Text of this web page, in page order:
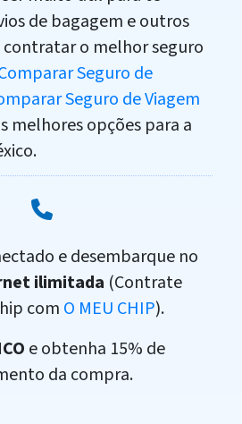
de bagagem e outros
contratar o melhor seguro
Seguro de
Seguro de Viagem
melhores opções para a
e desembarque no
ilimitada (Contrate
com O MEU CHIP).
e obtenha 15% de
da compra.